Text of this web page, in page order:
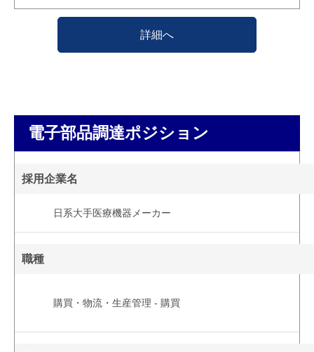
詳細へ
電子部品調達ポジション
採用企業名
日系大手医療機器メーカー
職種
購買・物流・生産管理 - 購買